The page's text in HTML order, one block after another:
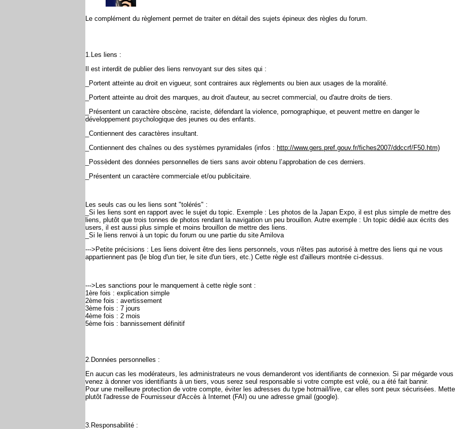
Le complément du règlement permet de traiter en détail des sujets épineux des règles du forum.
1.Les liens :
Il est interdit de publier des liens renvoyant sur des sites qui :
_Portent atteinte au droit en vigueur, sont contraires aux règlements ou bien aux usages de la moralité.
_Portent atteinte au droit des marques, au droit d'auteur, au secret commercial, ou d'autre droits de tiers.
_Présentent un caractère obscène, raciste, défendant la violence, pornographique, et peuvent mettre en danger le
développement psychologique des jeunes ou des enfants.
_Contiennent des caractères insultant.
_Contiennent des chaînes ou des systèmes pyramidales (infos : http://www.gers.pref.gouv.fr/fiches2007/ddccrf/F50.htm)
_Possèdent des données personnelles de tiers sans avoir obtenu l’approbation de ces derniers.
_Présentent un caractère commerciale et/ou publicitaire.
Les seuls cas ou les liens sont "tolérés" :
_Si les liens sont en rapport avec le sujet du topic. Exemple : Les photos de la Japan Expo, il est plus simple de mettre des
liens, plutôt que trois tonnes de photos rendant la navigation un peu brouillon. Autre exemple : Un topic dédié aux écrits des
users, il est aussi plus simple et moins brouillon de mettre des liens.
_Si le liens renvoi à un topic du forum ou une partie du site Amilova
--->Petite précisions : Les liens doivent être des liens personnels, vous n'êtes pas autorisé à mettre des liens qui ne vous
appartiennent pas (le blog d'un tier, le site d'un tiers, etc.) Cette règle est d'ailleurs montrée ci-dessus.
--->Les sanctions pour le manquement à cette règle sont :
1ère fois : explication simple
2ème fois : avertissement
3ème fois : 7 jours
4ème fois : 2 mois
5ème fois : bannissement définitif
2.Données personnelles :
En aucun cas les modérateurs, les administrateurs ne vous demanderont vos identifiants de connexion. Si par mégarde vous
venez à donner vos identifiants à un tiers, vous serez seul responsable si votre compte est volé, ou a été fait bannir.
Pour une meilleure protection de votre compte, éviter les adresses du type hotmail/live, car elles sont peux sécurisées.
plutôt l'adresse de Fournisseur d'Accès à Internet (FAI) ou une adresse gmail (google).
3.Responsabilité :